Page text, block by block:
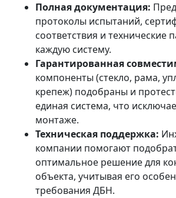
Полная документация:
протоколы испытаний,
соответствия и технические
каждую систему.
Гарантированная
компоненты (стекло, рама,
крепеж) подобраны и
единая система, что
монтаже.
Техническая поддержка:
компании помогают
оптимальное решение для
объекта, учитывая его
требования ДБН.